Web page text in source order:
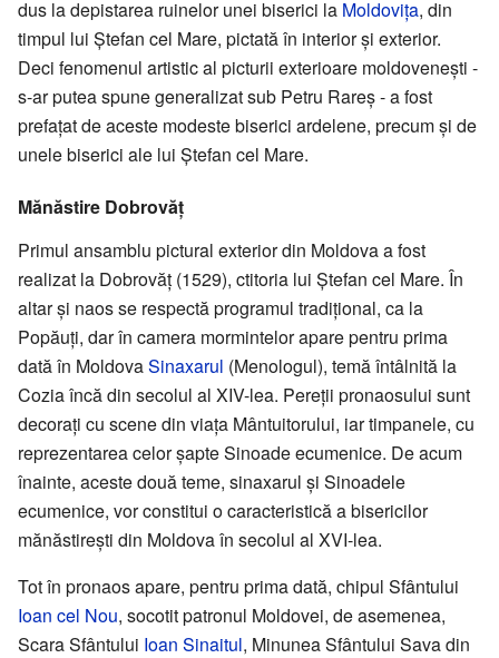
dus la depistarea ruinelor unei biserici la Moldovița, din
timpul lui Ștefan cel Mare, pictată în interior și exterior.
Deci fenomenul artistic al picturii exterioare moldovenești -
s-ar putea spune generalizat sub Petru Rareș - a fost
prefațat de aceste modeste biserici ardelene, precum și de
unele biserici ale lui Ștefan cel Mare.
Mănăstire Dobrovăț
Primul ansamblu pictural exterior din Moldova a fost
realizat la Dobrovăț (1529), ctitoria lui Ștefan cel Mare. În
altar și naos se respectă programul tradițional, ca la
Popăuți, dar în camera mormintelor apare pentru prima
dată în MoldovaSinaxarul (Menologul), temă întâlnită la
Cozia încă din secolul al XIV-lea. Pereții pronaosului sunt
decorați cu scene din viața Mântuitorului, iar timpanele, cu
reprezentarea celor șapte Sinoade ecumenice. De acum
înainte, aceste două teme, sinaxarul și Sinoadele
ecumenice, vor constitui o caracteristică a bisericilor
mănăstirești din Moldova în secolul al XVI-lea.
Tot în pronaos apare, pentru prima dată, chipul Sfântului
Ioan cel Nou, socotit patronul Moldovei, de asemenea,
Scara Sfântului Ioan Sinaitul, Minunea Sfântului Sava din